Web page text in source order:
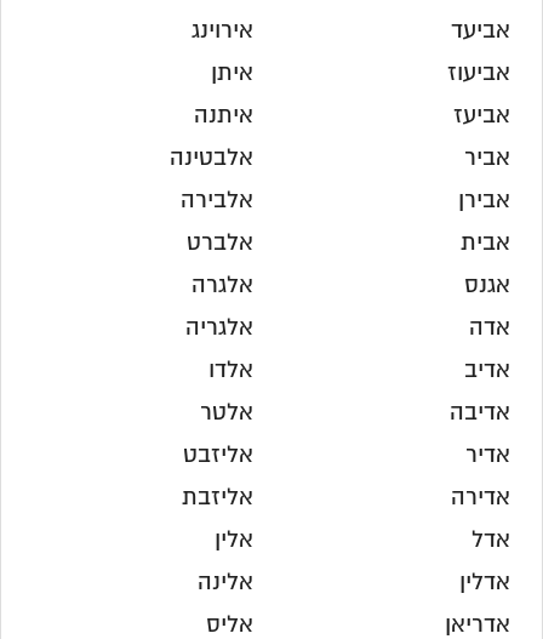
אביעד
אביעוז
אביעז
אביר
אבירן
אבית
אגנס
אדה
אדיב
אדיבה
אדיר
אדירה
אדל
אדלין
אדריאן
אירוינג
איתן
איתנה
אלבטינה
אלבירה
אלברט
אלגרה
אלגריה
אלדו
אלטר
אליזבט
אליזבת
אלין
אלינה
אליס